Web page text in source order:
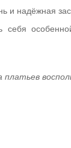
и надёжная
себя
платьев